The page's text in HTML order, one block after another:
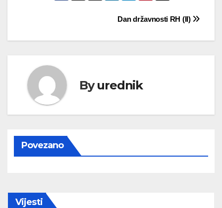
objava
Dan državnosti RH (II)
Byurednik
Povezano
Vijesti